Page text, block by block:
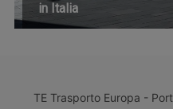
in Italia
TE Trasporto Europa -